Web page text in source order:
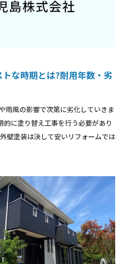
な時期とは?耐用年数・劣
雨風の影響で次第に劣化していきま
的に塗り替え工事を行う必要があり
壁塗装は決して安いリフォームでは